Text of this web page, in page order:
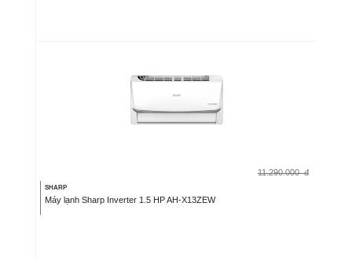
11.290.000 đ
SHARP
Máy lạnh Sharp Inverter 1.5 HP AH-X13ZEW